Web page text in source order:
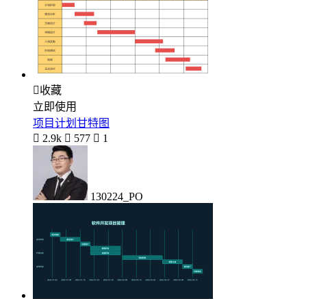
收藏
立即使用
项目计划甘特图
 2.9k  577  1
130224_PO